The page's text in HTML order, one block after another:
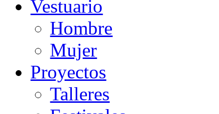
Vestuario
Hombre
Mujer
Proyectos
Talleres